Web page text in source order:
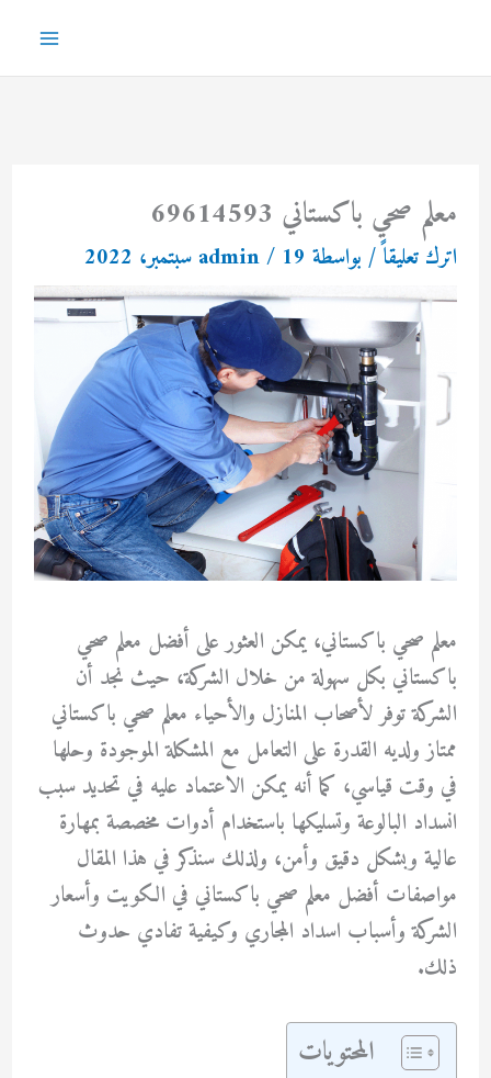
معلم صحي باكستاني 69614593
اترك تعليقاً / بواسطة admin/ 19 سبتمبر، 2022
معلم صحي باكستاني، يمكن العثور على أفضل معلم صحي
باكستاني بكل سهولة من خلال الشركة، حيث نجد أن
الشركة توفر لأصحاب المنازل والأحياء معلم صحي باكستاني
ممتاز ولديه القدرة على التعامل مع المشكلة الموجودة وحلها
في وقت قياسي، كما أنه يمكن الاعتماد عليه في تحديد سبب
انسداد البالوعة وتسليكها باستخدام أدوات مخصصة بمهارة
عالية وبشكل دقيق وأمن، ولذلك سنذكر في هذا المقال
مواصفات أفضل معلم صحي باكستاني في الكويت وأسعار
الشركة وأسباب اسداد المجاري وكيفية تفادي حدوث
ذلك.
المحتويات